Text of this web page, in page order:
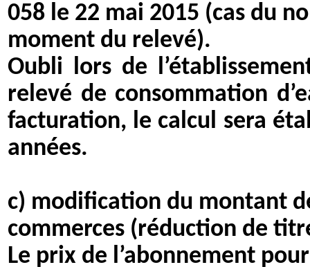
058 le 22 mai 2015 (cas du
moment du relevé).
Oubli lors de
relevé de consommation
facturation, le calcul sera
années.
c) modification du montant
commerces (réduction de
Le prix de l’abonnement